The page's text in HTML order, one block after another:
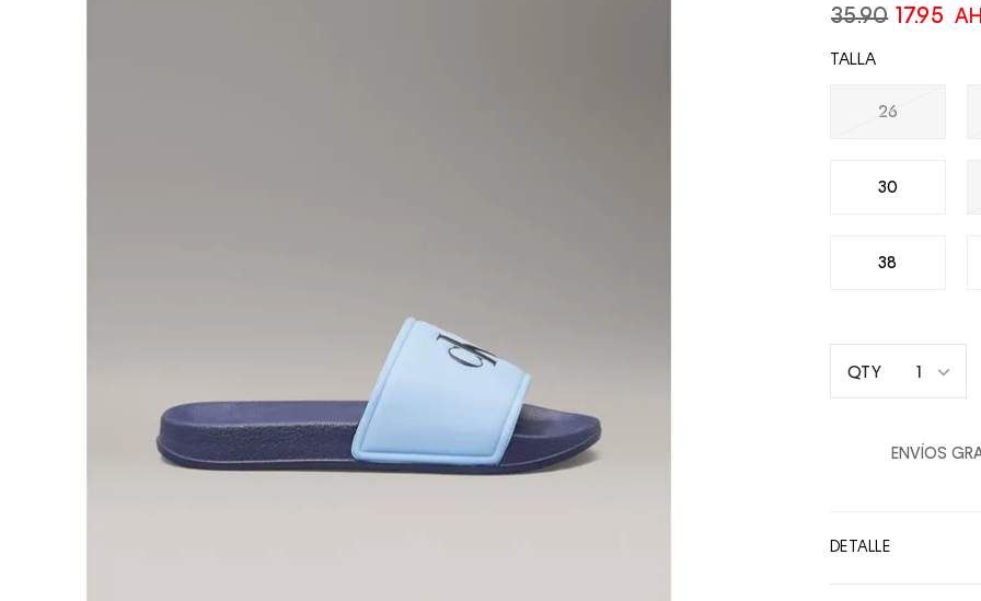
35.90 17.95
TALLA
26
30
38
QTY 1
5
ENVÍOS
DETALLE